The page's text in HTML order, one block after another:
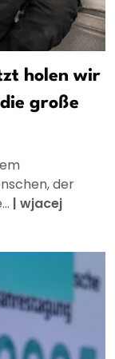
holen wir
große
der
| wjacej